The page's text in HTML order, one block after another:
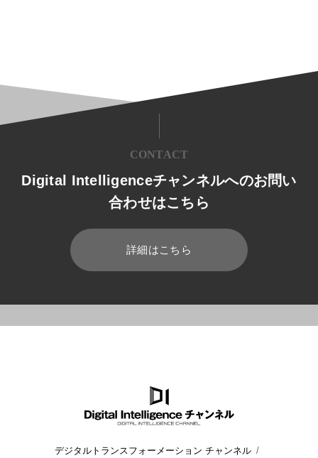
CONTACT
Digital Intelligenceチャンネルへのお問い
合わせはこちら
詳細はこちら
デジタルトランスフォーメーション チャンネル